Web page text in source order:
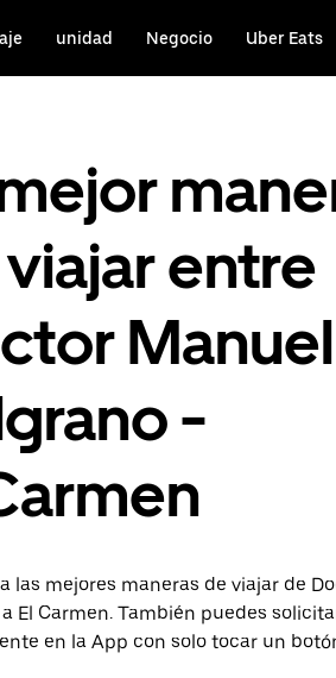
unidad Negocio Uber Eats
entre
Manuel
-
las mejores maneras de viajar de
El Carmen. También puedes
en la App con solo tocar un